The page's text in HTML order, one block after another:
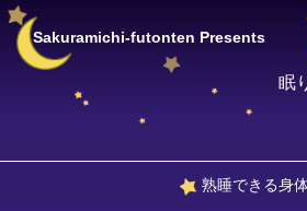
眠
Sakuramichi-futonten Presents
熟睡できる身